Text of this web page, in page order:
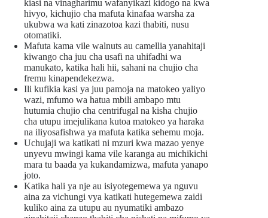
kiasi na vinagharimu wafanyikazi kidogo na kwa
hivyo, kichujio cha mafuta kinafaa warsha za
ukubwa wa kati zinazotoa kazi thabiti, nusu
otomatiki.
Mafuta kama vile walnuts au camellia yanahitaji
kiwango cha juu cha usafi na uhifadhi wa
manukato, katika hali hii, sahani na chujio cha
fremu kinapendekezwa.
Ili kufikia kasi ya juu pamoja na matokeo yaliyo
wazi, mfumo wa hatua mbili ambapo mtu
hutumia chujio cha centrifugal na kisha chujio
cha utupu imejulikana kutoa matokeo ya haraka
na iliyosafishwa ya mafuta katika sehemu moja.
Uchujaji wa katikati ni mzuri kwa mazao yenye
unyevu mwingi kama vile karanga au michikichi
mara tu baada ya kukandamizwa, mafuta yanapo
joto.
Katika hali ya nje au isiyotegemewa ya nguvu
aina za vichungi vya katikati hutegemewa zaidi
kuliko aina za utupu au nyumatiki ambazo